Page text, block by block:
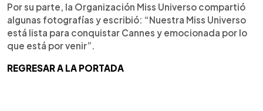
Por su parte, la Organización Miss Universo compartió
algunas fotografías y escribió: “Nuestra Miss Universo
está lista para conquistar Cannes y emocionada por lo
que está por venir”.
REGRESAR A LA PORTADA